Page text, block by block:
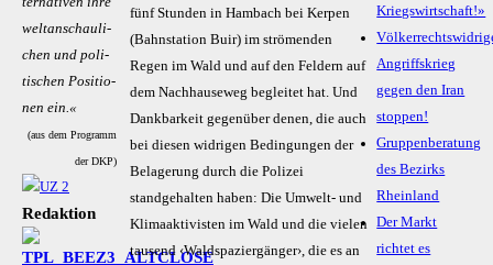
welt­an­schau­li­
chen und po­li­
ti­schen Po­si­tio­
nen ein.«
(aus dem Programm
der DKP)
Redaktion
fünf Stunden in Hambach bei Kerpen
(Bahnstation Buir) im strömenden
Regen im Wald und auf den Feldern auf
dem Nachhauseweg begleitet hat. Und
Dankbarkeit gegenüber denen, die auch
bei diesen widrigen Bedingungen der
Belagerung durch die Polizei
standgehalten haben: Die Umwelt- und
Klimaaktivisten im Wald und die vielen
tausend ‹Waldspaziergänger›, die es an
Kriegswirtschaft!»
Angriffskrieg
gegen den Iran
stoppen!
Gruppenberatung
des Bezirks
Rheinland
Der Markt
richtet es